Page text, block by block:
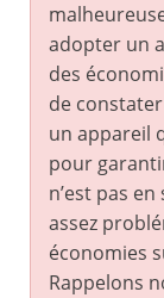
adopter un
des
de constater
un appareil
pour
n’est pas
assez
économies
Rappelons